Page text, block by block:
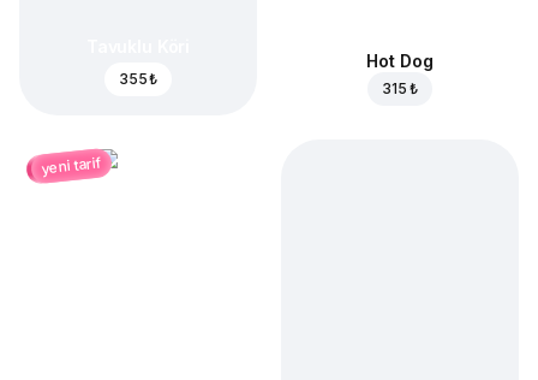
355 ₺
Hot Dog
315 ₺
yeni tarif